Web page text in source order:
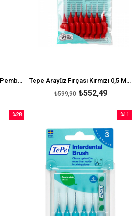
Tepe Angle Arayüz Fırçası Pembe 0,4 Mm 6'lı Paket Tepe Arayüz Fırçası Kırmızı 0,5 Mm 8'li Paket
₺552,49
₺599,90
%28
%11